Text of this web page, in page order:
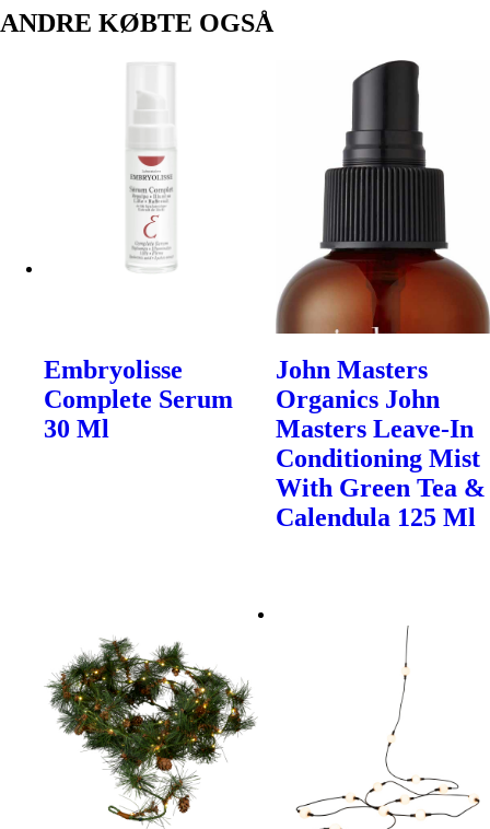
ANDRE KØBTE OGSÅ
Embryolisse
Complete Serum
30 Ml
John Masters
Organics John
Masters Leave-In
Conditioning Mist
With Green Tea &
Calendula 125 Ml